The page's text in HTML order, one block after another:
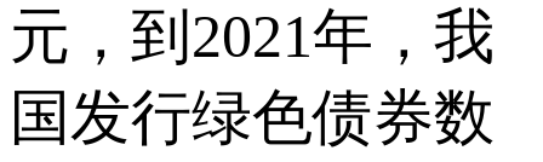
元，到2021年，我
国发行绿色债券数